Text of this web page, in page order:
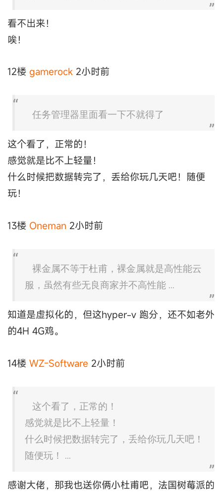
看不出来！
唉！
12楼 gamerock 2小时前
任务管理器里面看一下不就得了
这个看了，正常的！
感觉就是比不上轻量！
什么时候把数据转完了，丢给你玩几天吧！随便
玩！
13楼 Oneman 2小时前
裸金属不等于杜甫，裸金属就是高性能云
服，虽然有些无良商家并不高性能 ...
知道是虚拟化的，但这hyper-v 跑分，还不如老外
的4H 4G鸡。
14楼 WZ-Software 2小时前
这个看了，正常的！
感觉就是比不上轻量！
什么时候把数据转完了，丢给你玩几天吧！
随便玩！ ...
感谢大佬，那我也送你俩小杜甫吧，法国树莓派的